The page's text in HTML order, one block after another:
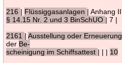
216 | Flüssiggasanlagen | Anhang II
§ 14.15 Nr. 2 und 3 BinSchUO | 7 |
2161 |Ausstellung oder Erneuerung
der Be-
scheinigung im Schiffsattest | | | 10